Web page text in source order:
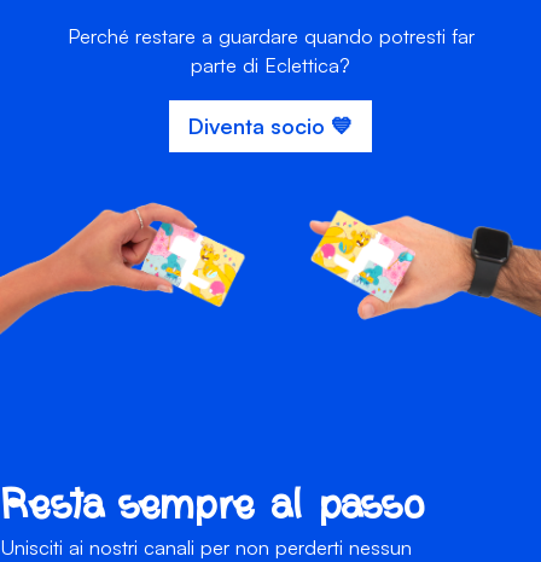
Perché restare a guardare quando potresti far
parte di Eclettica?
Diventa socio 💙
Resta sempre al passo
Unisciti ai nostri canali per non perderti nessun